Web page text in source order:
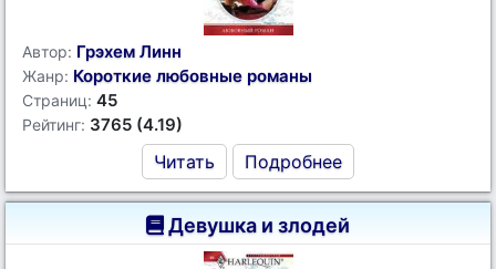
Автор: Грэхем Линн
Жанр: Короткие любовные романы
Страниц: 45
Рейтинг: 3765 (4.19)
Читать Подробнее
Девушка и злодей